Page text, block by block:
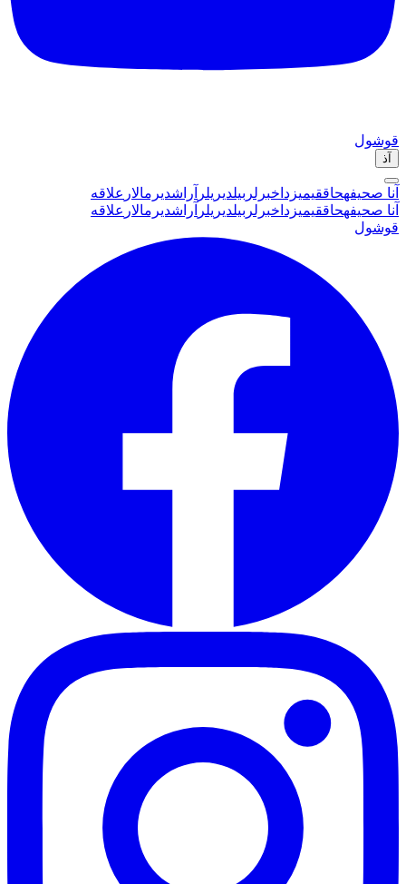
قوشول
آذ
آنا صحیفهحاققیمیزدا خبرلر بیلدیریلر آراشدیرمالار علاقه
آنا صحیفهحاققیمیزدا خبرلر بیلدیریلر آراشدیرمالار علاقه
قوشول